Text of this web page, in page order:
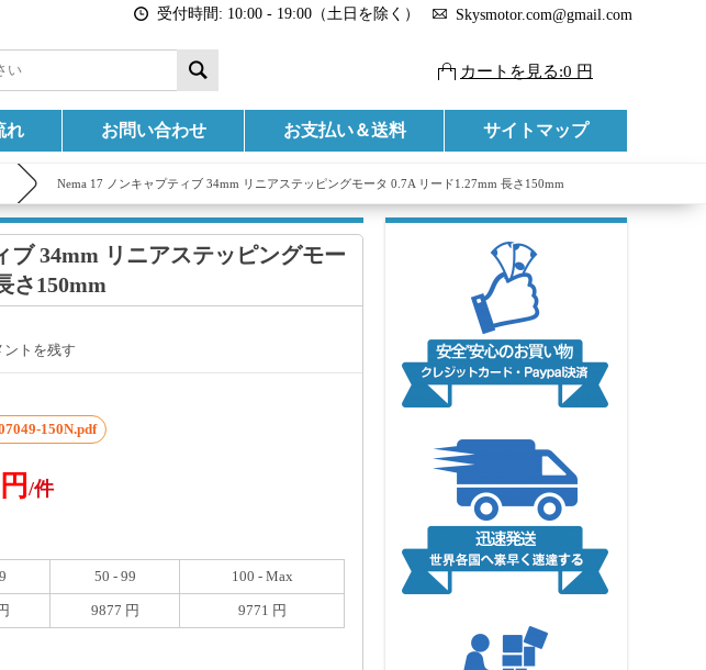
受付時間: 10:00 - 19:00（土日を除く） Skysmotor.com@gmail.com
カートを見る:0 円
れ お問い合わせ お支払い＆送料 サイトマップ
Nema 17 ノンキャプティブ 34mm リニアステッピングモータ 0.7A リード1.27mm 長さ150mm
ブ 34mm リニアステッピングモー
さ150mm
ントを残す
150N.pdf
/件
50 - 99 100 - Max
9877 円 9771 円